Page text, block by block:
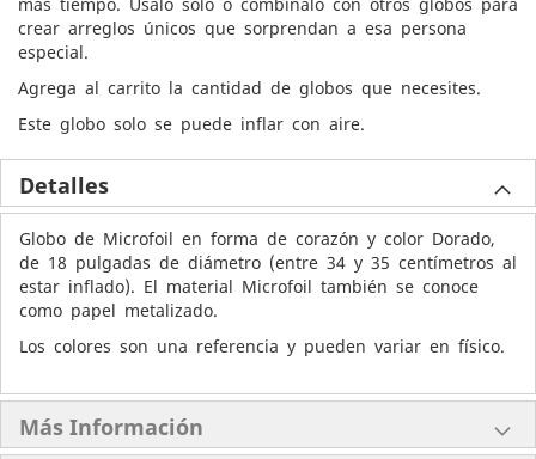
más tiempo. Úsalo solo o combínalo con otros globos para
crear arreglos únicos que sorprendan a esa persona
especial.
Agrega al carrito la cantidad de globos que necesites.
Este globo solo se puede inflar con aire.
Detalles
Globo de Microfoil en forma de corazón y color Dorado,
de 18 pulgadas de diámetro (entre 34 y 35 centímetros al
estar inflado). El material Microfoil también se conoce
como papel metalizado.
Los colores son una referencia y pueden variar en físico.
Más Información